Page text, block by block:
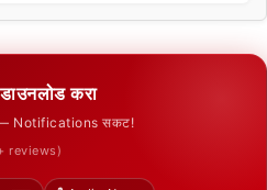
करा
— Notifications सकट!
reviews)